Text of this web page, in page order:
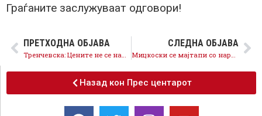
Граѓаните заслужуваат одговори!
ПРЕТХОДНА ОБЈАВА
Тренчевска: Цените не се намалија, власта да ги прифати законските решенија на СДСМ
СЛЕДНА ОБЈАВА
Мицкоски се мајтапи со народот – задоволен бил од 0.1% намалени цени
Назад кон Прес центарот